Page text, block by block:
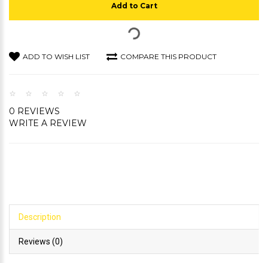
Add to Cart
ADD TO WISH LIST COMPARE THIS PRODUCT
0 REVIEWS
WRITE A REVIEW
Description
Reviews (0)